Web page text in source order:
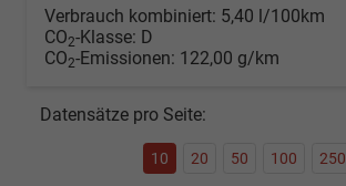
Verbrauch kombiniert: 5,40 l/100km
CO2-Klasse: D
CO2-Emissionen: 122,00 g/km
Datensätze pro Seite:
10 20 50 100 250